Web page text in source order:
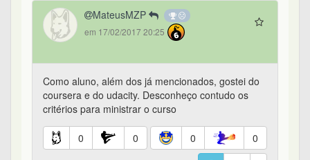
MateusMZP
em 17/02/2017 20:25
Como aluno, além dos já mencionados, gostei do
coursera e do udacity. Desconheço contudo os
critérios para ministrar o curso
0 0 0 0